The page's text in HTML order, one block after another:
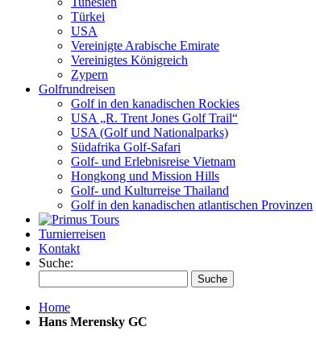
Türkei
USA
Vereinigte Arabische Emirate
Vereinigtes Königreich
Zypern
Golfrundreisen
Golf in den kanadischen Rockies
USA „R. Trent Jones Golf Trail“
USA (Golf und Nationalparks)
Südafrika Golf-Safari
Golf- und Erlebnisreise Vietnam
Hongkong und Mission Hills
Golf- und Kulturreise Thailand
Golf in den kanadischen atlantischen Provinzen
Turnierreisen
Kontakt
Suche:
Suche
Home
Hans Merensky GC